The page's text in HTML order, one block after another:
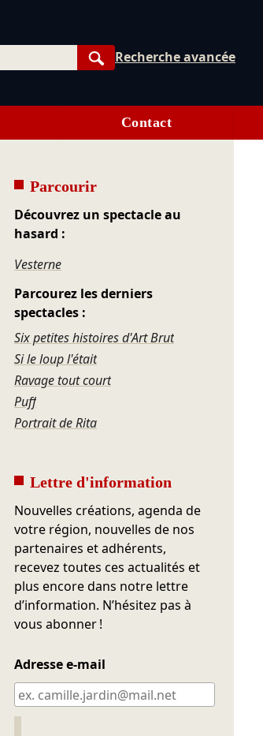
Rechercher
Recherche avancée
Contact
Parcourir
Découvrez un spectacle au
hasard :
Vesterne
Parcourez les derniers
spectacles :
Six petites histoires d'Art Brut
Si le loup l'était
Ravage tout court
Puff
Portrait de Rita
Lettre d'information
Nouvelles créations, agenda de
votre région, nouvelles de nos
partenaires et adhérents,
recevez toutes ces actualités et
plus encore dans notre lettre
d’information. N’hésitez pas à
vous abonner !
Adresse e-mail